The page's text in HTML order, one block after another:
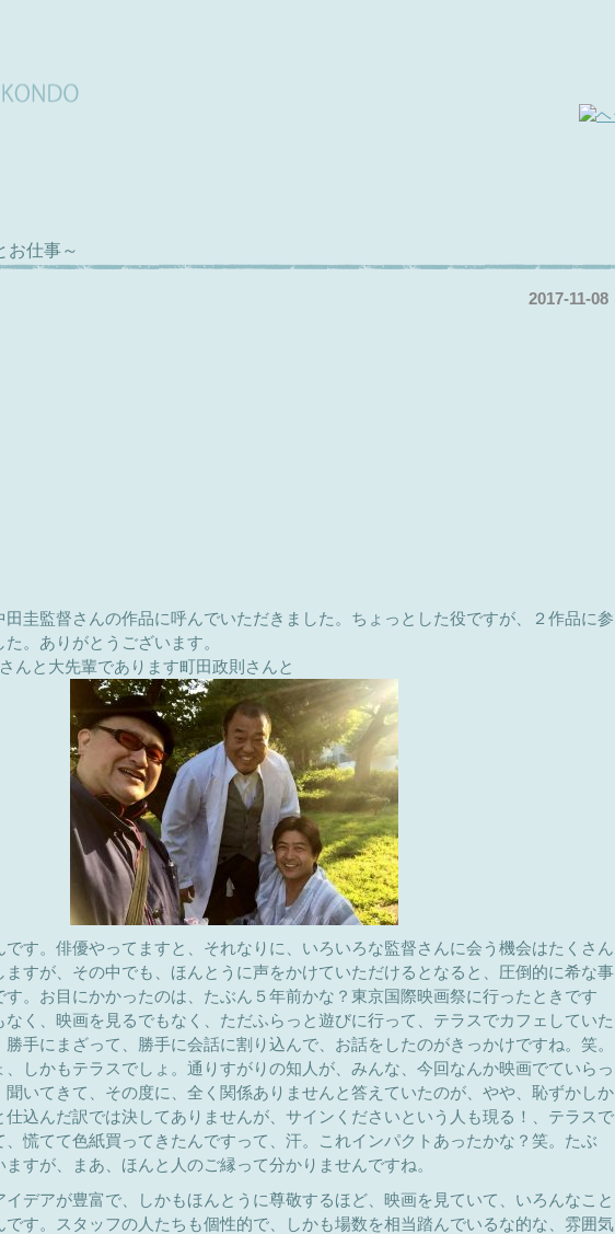
お仕事～
2017-11-08
田圭監督さんの作品に呼んでいただきました。ちょっとした役ですが、２作品に参
。ありがとうございます。
んと大先輩であります町田政則さんと
です。俳優やってますと、それなりに、いろいろな監督さんに会う機会はたくさん
ますが、その中でも、ほんとうに声をかけていただけるとなると、圧倒的に希な事
す。お目にかかったのは、たぶん５年前かな？東京国際映画祭に行ったときです
なく、映画を見るでもなく、ただふらっと遊びに行って、テラスでカフェしていた
手にまざって、勝手に会話に割り込んで、お話をしたのがきっかけですね。笑。
しかもテラスでしょ。通りすがりの知人が、みんな、今回なんか映画でていらっ
聞いてきて、その度に、全く関係ありませんと答えていたのが、やや、恥ずかしか
仕込んだ訳では決してありませんが、サインくださいという人も現る！、テラスで
、慌てて色紙買ってきたんですって、汗。これインパクトあったかな？笑。たぶ
すが、まあ、ほんと人のご縁って分かりませんですね。
イデアが豊富で、しかもほんとうに尊敬するほど、映画を見ていて、いろんなこと
です。スタッフの人たちも個性的で、しかも場数を相当踏んでいるな的な、雰囲気